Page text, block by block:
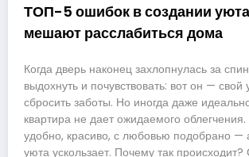
ТОП-5 ошибок в создании
мешают расслабиться дома
Когда дверь наконец захлопнулась за
выдохнуть и почувствовать: вот он — свой
сбросить заботы. Но иногда даже
квартира не дает ожидаемого
удобно, красиво, с любовью подобрано
уюта ускользает. Почему так